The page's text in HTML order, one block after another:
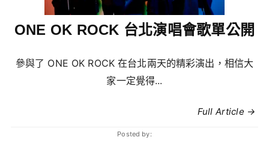
ONE OK ROCK 台北演唱會歌單公開
參與了 ONE OK ROCK 在台北兩天的精彩演出，相信大
家一定覺得...
Full Article →
Posted by: